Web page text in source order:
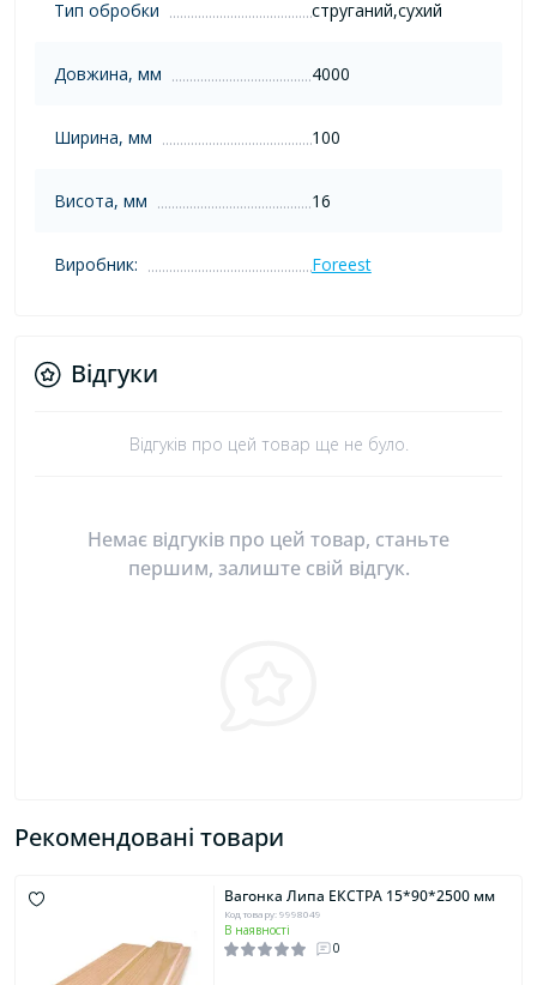
Тип обробки струганий,сухий
Довжина, мм 4000
Ширина, мм 100
Висота, мм 16
Виробник: Foreest
Відгуки
Відгуків про цей товар ще не було.
Немає відгуків про цей товар, станьте
першим, залиште свій відгук.
Рекомендовані товари
Вагонка Липа ЕКСТРА 15*90*2500 мм
Код товару: 9998049
В наявності
0